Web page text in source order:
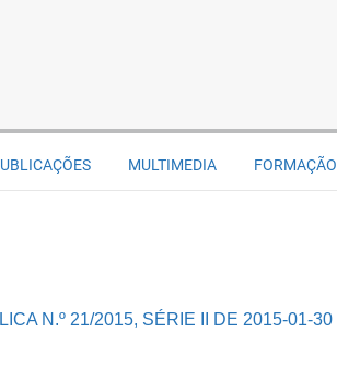
MULTIMEDIA FORMAÇÃO
N.º 21/2015, SÉRIE II DE 2015-01-30